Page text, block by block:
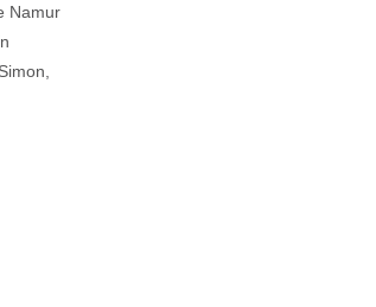
Namur